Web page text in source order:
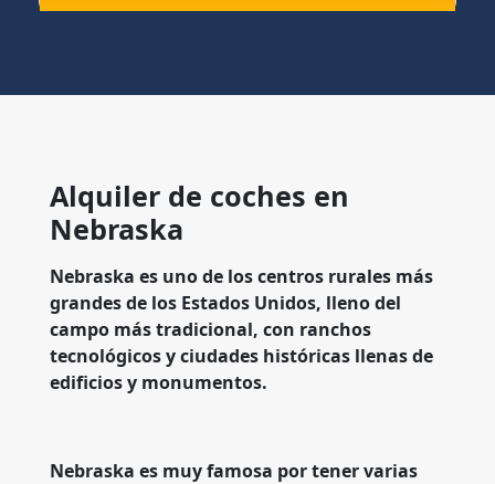
Alquiler de coches en
Nebraska
Nebraska es uno de los centros rurales más
grandes de los Estados Unidos, lleno del
campo más tradicional, con ranchos
tecnológicos y ciudades históricas llenas de
edificios y monumentos.
Nebraska es muy famosa por tener varias